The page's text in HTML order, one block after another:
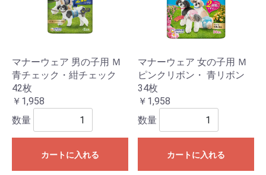
マナーウェア 男の子用 Ｍ
青チェック・紺チェック
42枚
￥1,958
数量
カートに入れる
マナーウェア 女の子用 Ｍ
ピンクリボン・ 青リボン
34枚
￥1,958
数量
カートに入れる